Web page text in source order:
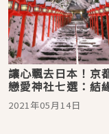
讓心飄去日本！京
戀愛神社七選：結
穩固感情來這裡都能
決？
2021年05月14日